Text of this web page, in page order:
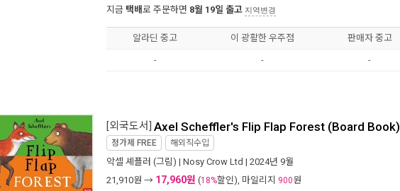
지금 택배로 주문하면 8월 19일 출고 지역변경
알라딘 중고 이 광활한 우주점 판매자 중고
- - -
[외국도서] Axel Scheffler's Flip Flap Forest (Board Book)
정가제 FREE 해외직수입
악셀 셰플러 (그림) | Nosy Crow Ltd | 2024년 9월
21,910원 → 17,960원 (18%할인), 마일리지 900원